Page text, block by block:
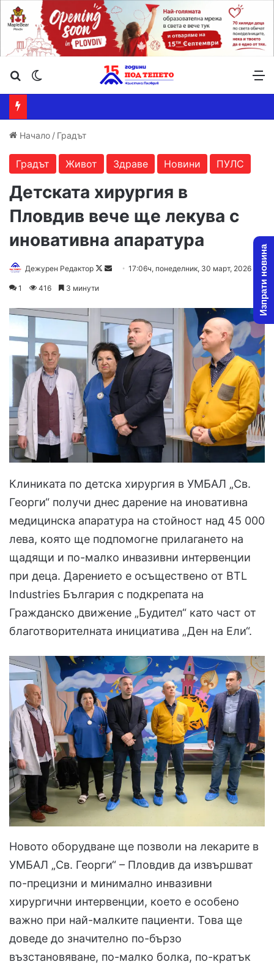
Търсене ...
Начало / Градът
Градът Живот Здраве Новини ПУЛС
Детската хирургия в
Пловдив вече ще лекува с
иновативна апаратура
Дежурен Редактор
Follow
Send17:06ч, понеделник, 30 март, 2026
1 416 3 минути
Клиниката по детска хирургия в УМБАЛ „Св.
Георги“ получи днес дарение на иновативна
медицинска апаратура на стойност над 45 000
лева, която ще подпомогне прилагането на
щадящи и по-малко инвазивни интервенции
при деца. Дарението е осъществено от BTL
Industries България с подкрепата на
Гражданско движение „Будител“ като част от
благотворителната инициатива „Ден на Ели“.
Новото оборудване ще позволи на лекарите в
УМБАЛ „Св. Георги“ – Пловдив да извършват
по-прецизни и минимално инвазивни
хирургични интервенции, което е особено
важно при най-малките пациенти. Това ще
доведе до значително по-бързо
възстановяване, по-малко болка, по-кратък
Изпрати новина